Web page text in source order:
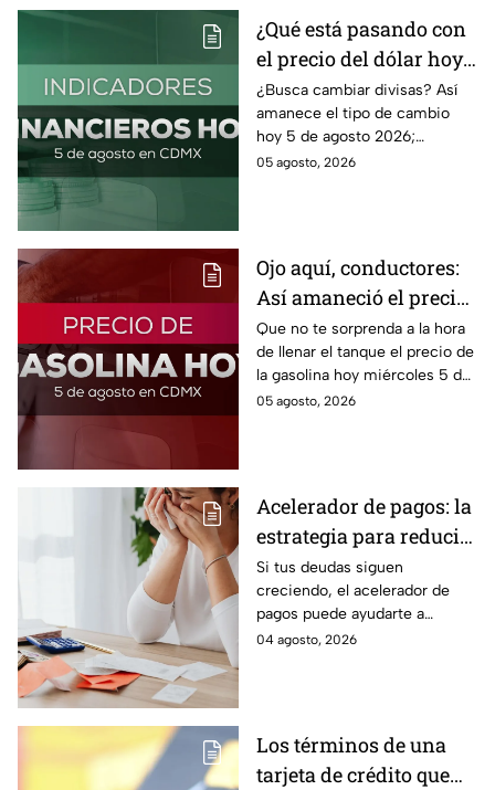
¿Qué está pasando con
el precio del dólar hoy
miércoles 5 de agosto
2026?
¿Busca cambiar divisas? Así
amanece el tipo de cambio
hoy 5 de agosto 2026;
consulta el precio del dólar
05 agosto, 2026
Ojo aquí, conductores:
Así amaneció el precio
de la gasolina HOY
Que no te sorprenda a la hora
de llenar el tanque el precio de
la gasolina hoy miércoles 5 de
agosto 2026; aquí te dejamos
05 agosto, 2026
Acelerador de pagos: la
estrategia para reducir
tus deudas más rápido
y recuperar el control
de tus finanzas
Si tus deudas siguen
creciendo, el acelerador de
pagos puede ayudarte a
ordenar tus finanzas, priorizar
04 agosto, 2026
Los términos de una
tarjeta de crédito que